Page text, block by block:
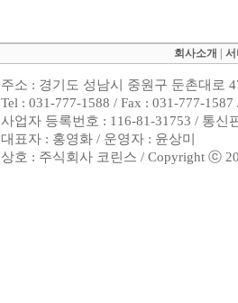
회사소개
주소 : 경기도 성남시 중원구 둔촌대로
Tel : 031-777-1588 / Fax : 031-777-
사업자 등록번호 : 116-81-31753 / 통신
대표자 : 홍영화 / 운영자 : 윤상미
상호 : 주식회사 코린스 / Copyright ⓒ